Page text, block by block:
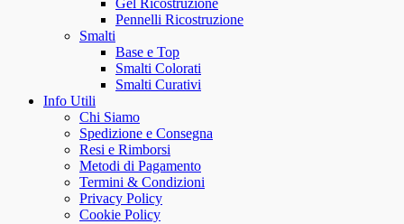
Gel Ricostruzione
Pennelli Ricostruzione
Smalti
Base e Top
Smalti Colorati
Smalti Curativi
Info Utili
Chi Siamo
Spedizione e Consegna
Resi e Rimborsi
Metodi di Pagamento
Termini & Condizioni
Privacy Policy
Cookie Policy